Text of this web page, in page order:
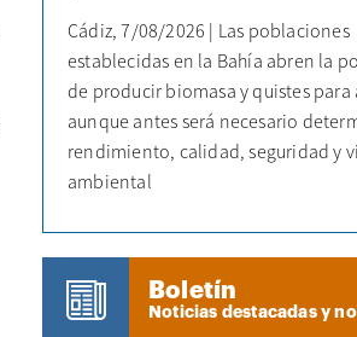
Cádiz, 7/08/2026 | Las poblaciones
establecidas en la Bahía abren la
de producir biomasa y quistes para
aunque antes será necesario
rendimiento, calidad, seguridad y
ambiental
Boletín
Noticias destacadas y